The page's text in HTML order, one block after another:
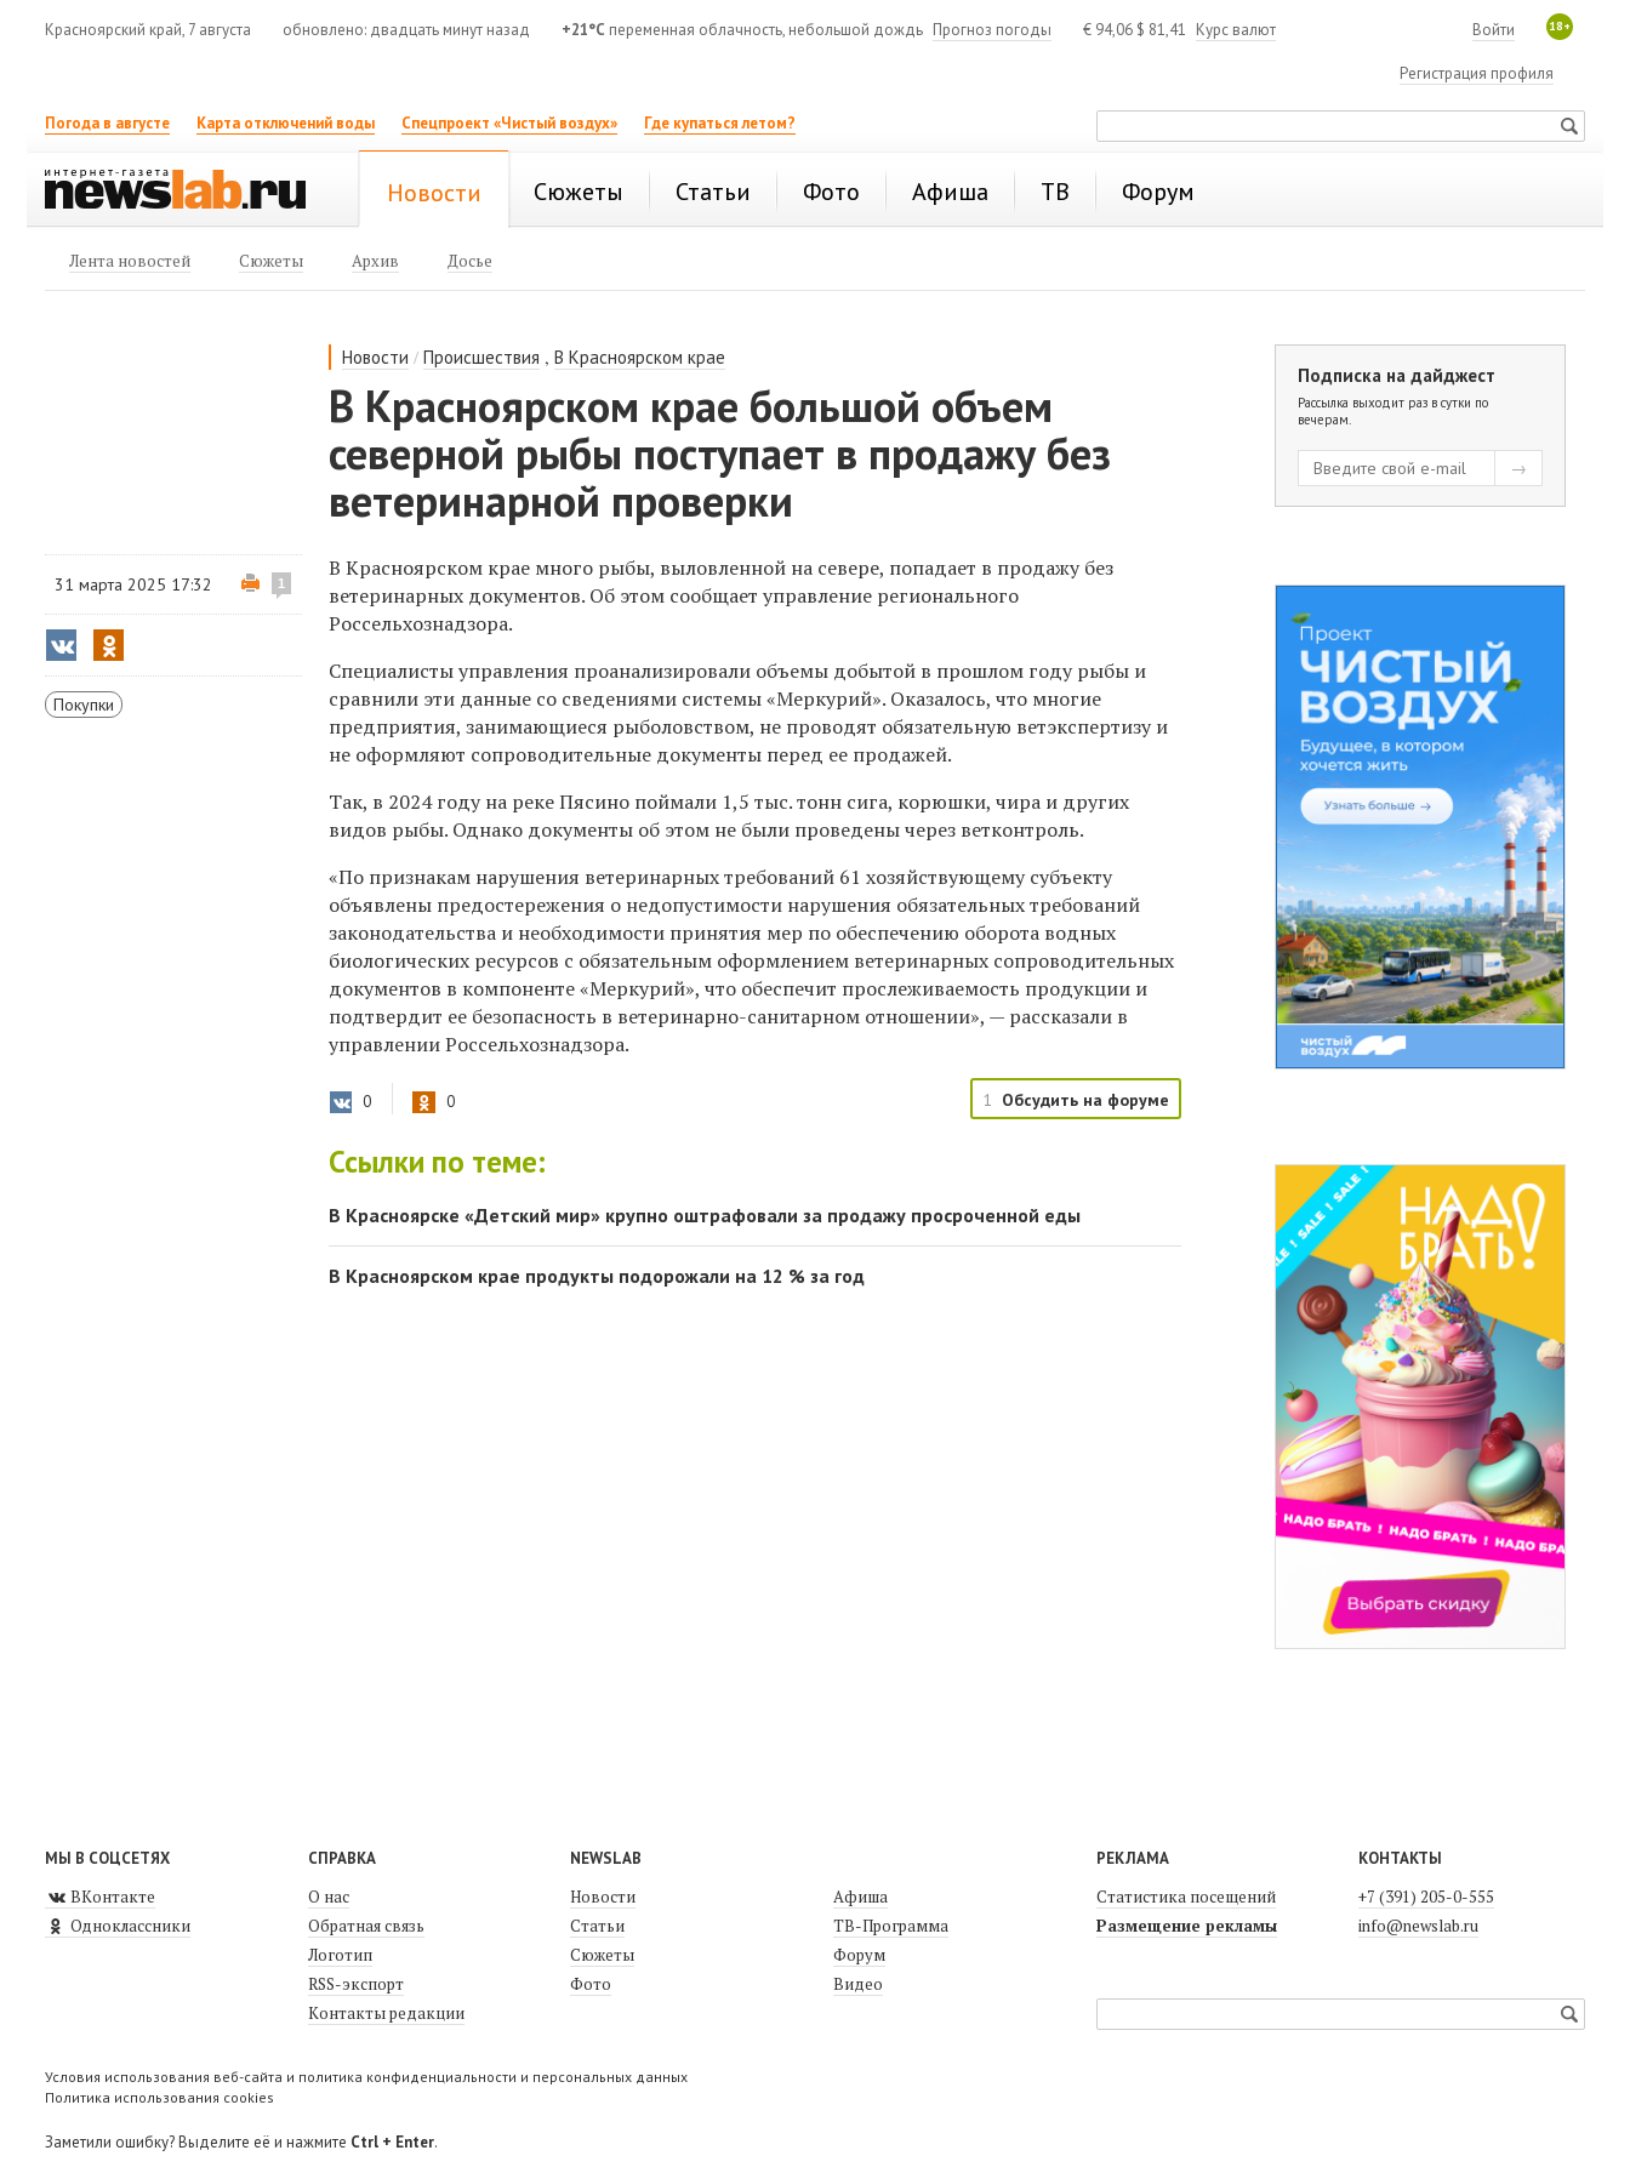
Красноярский край, 7 августа обновлено: двадцать минут назад +21°C переменная облачность, небольшой дождь Прогноз погоды € 94,06 $ 81,41 Курс валют 18+
Войти
Регистрация профиля
Погода в августе Карта отключений воды Спецпроект «Чистый воздух» Где купаться летом?
Новости Сюжеты Статьи Фото Афиша ТВ Форум
Лента новостей Сюжеты Архив Досье
Новости /Происшествия ,В Красноярском крае
В Красноярском крае большой объем
северной рыбы поступает в продажу без
ветеринарной проверки
31 марта 2025 17:32 1
Покупки
В Красноярском крае много рыбы, выловленной на севере, попадает в продажу без
ветеринарных документов. Об этом сообщает управление регионального
Россельхознадзора.
Специалисты управления проанализировали объемы добытой в прошлом году рыбы и
сравнили эти данные со сведениями системы«Меркурий». Оказалось, что многие
предприятия, занимающиеся рыболовством, не проводят обязательную ветэкспертизу и
не оформляют сопроводительные документы перед ее продажей.
Так, в 2024 году на реке Пясино поймали 1,5 тыс. тонн сига, корюшки, чира и других
видов рыбы. Однако документы об этом не были проведены через ветконтроль.
«По признакам нарушения ветеринарных требований 61 хозяйствующему субъекту
объявлены предостережения о недопустимости нарушения обязательных требований
законодательства и необходимости принятия мер по обеспечению оборота водных
биологических ресурсов с обязательным оформлением ветеринарных сопроводительных
документов в компоненте «Меркурий», что обеспечит прослеживаемость продукции и
подтвердит ее безопасность в ветеринарно-санитарном отношении», — рассказали в
управлении Россельхознадзора.
0 0 1 Обсудить на форуме
Ссылки по теме:
В Красноярске «Детский мир» крупно оштрафовали за продажу просроченной еды
В Красноярском крае продукты подорожали на 12 % за год
Подписка на дайджест
Рассылка выходит раз в сутки по
вечерам.
МЫ В СОЦСЕТЯХ
ВКонтакте
Одноклассники
СПРАВКА
О нас
Обратная связь
Логотип
RSS-экспорт
Контакты редакции
NEWSLAB
Новости
Статьи
Сюжеты
Фото
Афиша
ТВ-Программа
Форум
Видео
РЕКЛАМА
Статистика посещений
Размещение рекламы
КОНТАКТЫ
+7 (391) 205-0-555
info@newslab.ru
Условия использования веб-сайта и политика конфиденциальности и персональных данных
Политика использования cookies
Заметили ошибку? Выделите её и нажмите Ctrl + Enter.